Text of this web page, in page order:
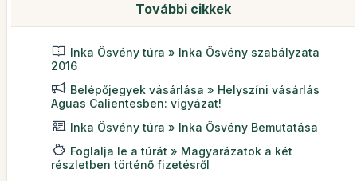
További cikkek
Inka Ösvény túra » Inka Ösvény szabályzata
2016
Belépőjegyek vásárlása » Helyszíni vásárlás
Aguas Calientesben: vigyázat!
Inka Ösvény túra » Inka Ösvény Bemutatása
Foglalja le a túrát » Magyarázatok a két
részletben történő fizetésről